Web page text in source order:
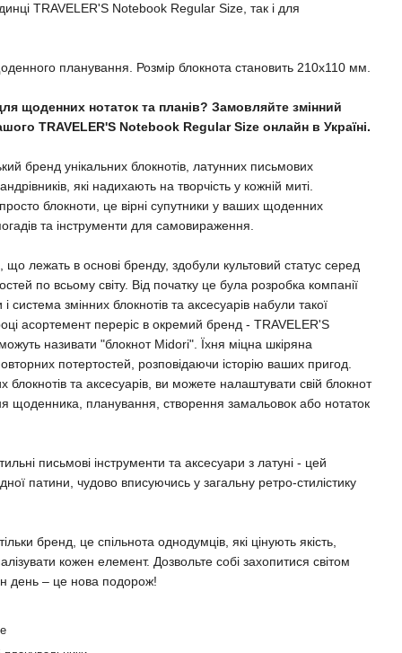
TRAVELER'S Notebook Regular Size, так і для
планування. Розмір блокнота становить 210x110 мм.
щоденних нотаток та планів? Замовляйте змінний
TRAVELER'S Notebook Regular Size онлайн в Україні.
бренд унікальних блокнотів, латунних письмових
які надихають на творчість у кожній миті.
блокноти, це вірні супутники у ваших щоденних
та інструменти для самовираження.
лежать в основі бренду, здобули культовий статус серед
по всьому світу. Від початку це була розробка компанії
система змінних блокнотів та аксесуарів набули такої
асортемент переріс в окремий бренд - TRAVELER'S
називати "блокнот Midori". Їхня міцна шкіряна
потертостей, розповідаючи історію ваших пригод.
та аксесуарів, ви можете налаштувати свій блокнот
щоденника, планування, створення замальовок або нотаток
письмові інструменти та аксесуари з латуні - цей
патини, чудово вписуючись у загальну ретро-стилістику
бренд, це спільнота однодумців, які цінують якість,
кожен елемент. Дозвольте собі захопитися світом
день – це нова подорож!